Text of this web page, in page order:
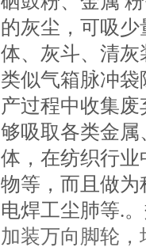
的灰尘，可吸
体、灰斗、清
类似气箱脉冲袋
产过程中收集
够吸取各类金
体，在纺织行
物等，而且做
电焊工尘肺等.
加装万向脚轮